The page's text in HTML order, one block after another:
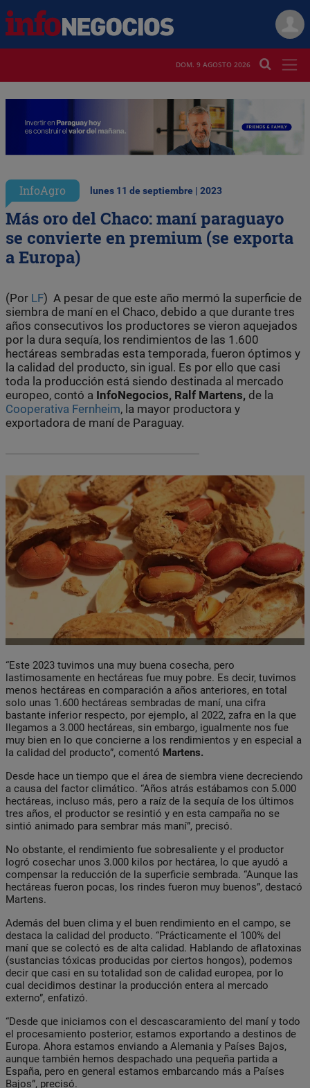
DOM. 9 AGOSTO 2026
InfoAgro lunes 11 de septiembre | 2023
Más oro del Chaco: maní paraguayo
se convierte en premium (se exporta
a Europa)
(Por LF) A pesar de que este año mermó la superficie de
siembra de maní en el Chaco, debido a que durante tres
años consecutivos los productores se vieron aquejados
por la dura sequía, los rendimientos de las 1.600
hectáreas sembradas esta temporada, fueron óptimos y
la calidad del producto, sin igual. Es por ello que casi
toda la producción está siendo destinada al mercado
europeo, contó a InfoNegocios, Ralf Martens, de la
Cooperativa Fernheim, la mayor productora y
exportadora de maní de Paraguay.
“Este 2023 tuvimos una muy buena cosecha, pero
lastimosamente en hectáreas fue muy pobre. Es decir, tuvimos
menos hectáreas en comparación a años anteriores, en total
solo unas 1.600 hectáreas sembradas de maní, una cifra
bastante inferior respecto, por ejemplo, al 2022, zafra en la que
llegamos a 3.000 hectáreas, sin embargo, igualmente nos fue
muy bien en lo que concierne a los rendimientos y en especial a
la calidad del producto”, comentó Martens.
Desde hace un tiempo que el área de siembra viene decreciendo
a causa del factor climático. “Años atrás estábamos con 5.000
hectáreas, incluso más, pero a raíz de la sequía de los últimos
tres años, el productor se resintió y en esta campaña no se
sintió animado para sembrar más maní”, precisó.
No obstante, el rendimiento fue sobresaliente y el productor
logró cosechar unos 3.000 kilos por hectárea, lo que ayudó a
compensar la reducción de la superficie sembrada. “Aunque las
hectáreas fueron pocas, los rindes fueron muy buenos”, destacó
Martens.
Además del buen clima y el buen rendimiento en el campo, se
destaca la calidad del producto. “Prácticamente el 100% del
maní que se colectó es de alta calidad. Hablando de aflatoxinas
(sustancias tóxicas producidas por ciertos hongos), podemos
decir que casi en su totalidad son de calidad europea, por lo
cual decidimos destinar la producción entera al mercado
externo”, enfatizó.
“Desde que iniciamos con el descascaramiento del maní y todo
el procesamiento posterior, estamos exportando a destinos de
Europa. Ahora estamos enviando a Alemania y Países Bajos,
aunque también hemos despachado una pequeña partida a
España, pero en general estamos embarcando más a Países
Bajos”, precisó.